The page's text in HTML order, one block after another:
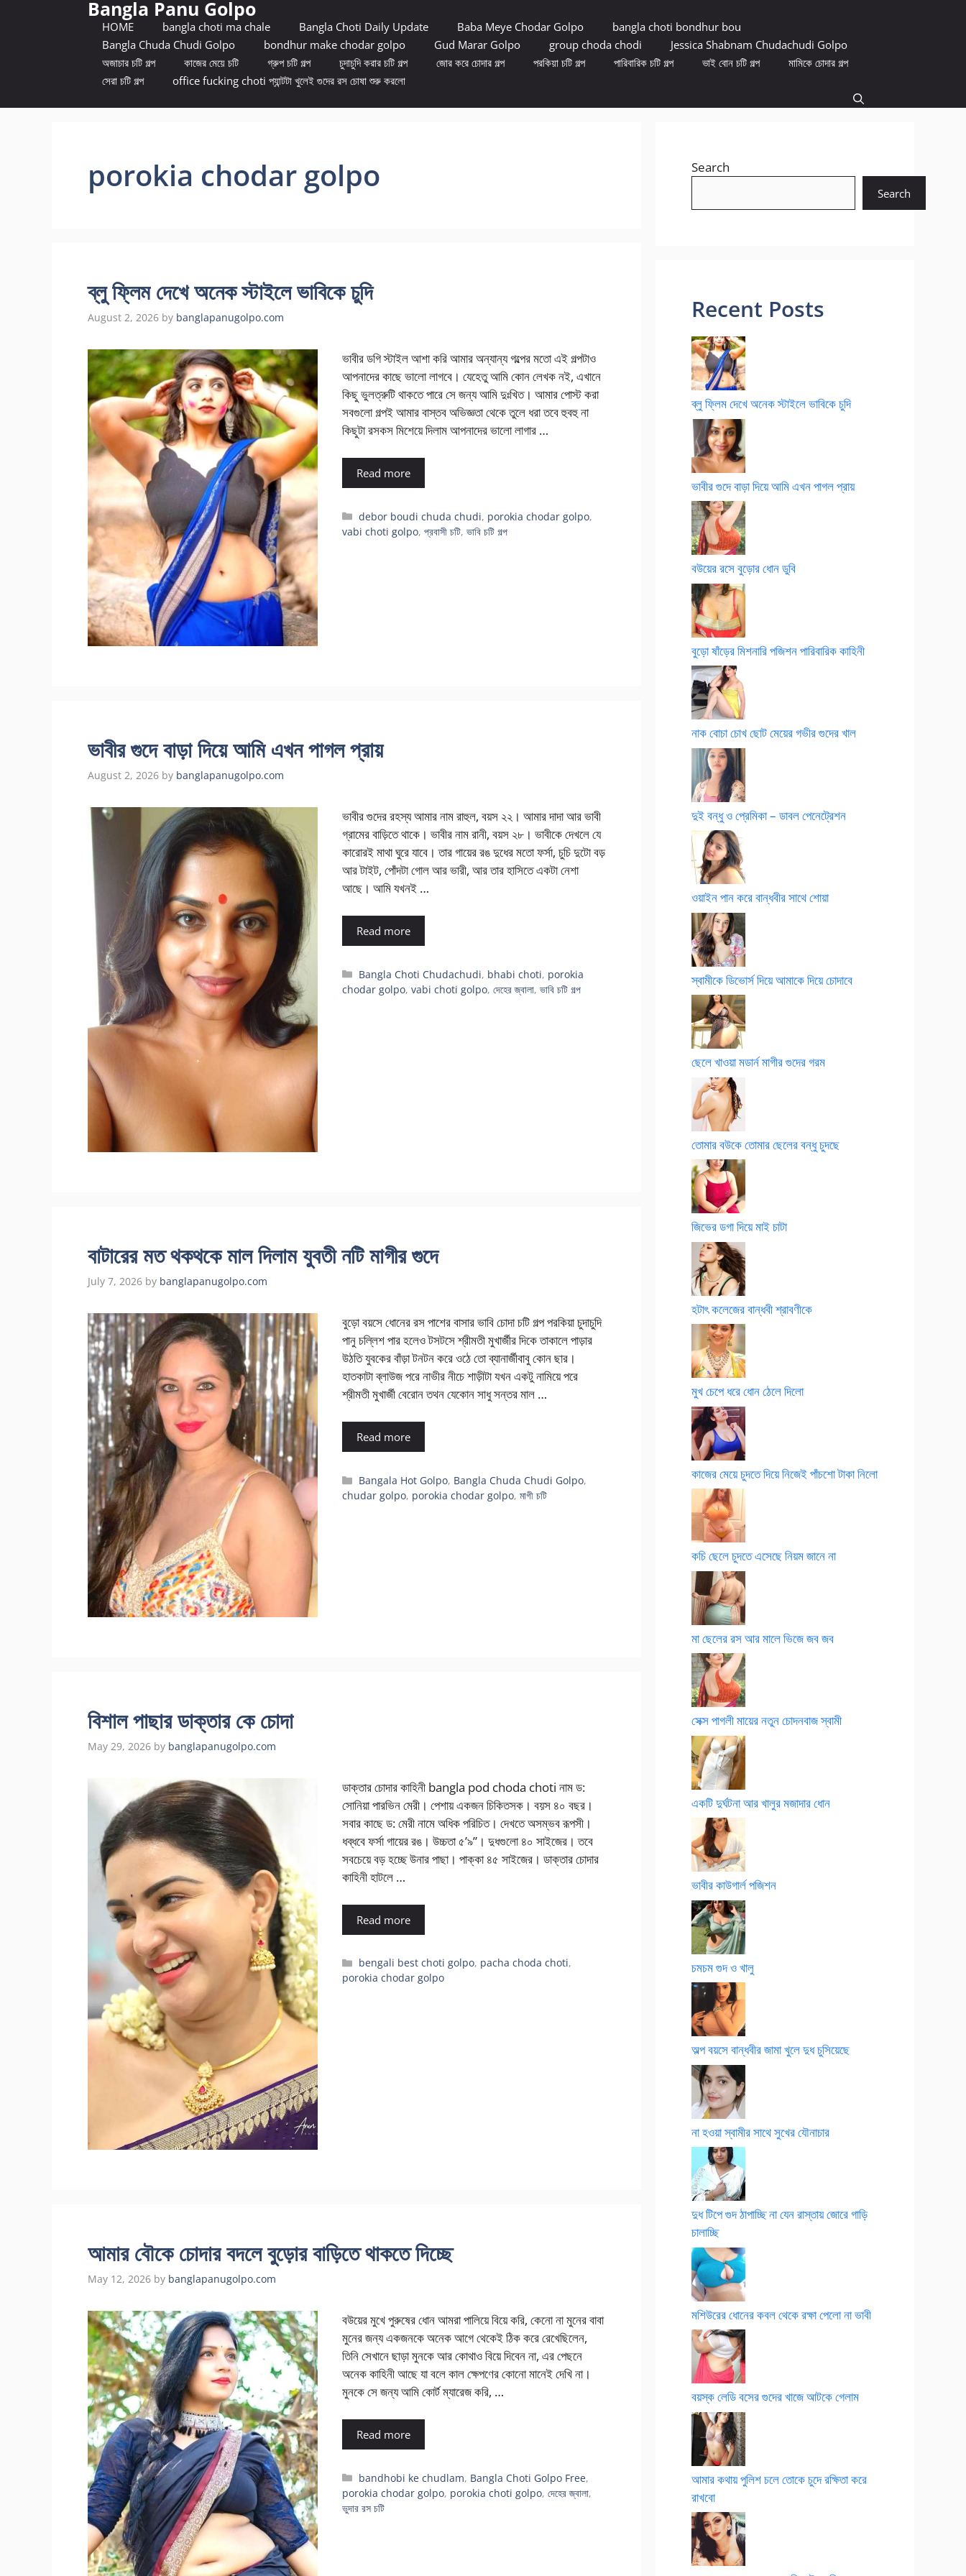
Bangla Panu Golpo
HOME bangla choti ma chale Bangla Choti Daily Update Baba Meye Chodar Golpo
bangla choti bondhur bou
Bangla Chuda Chudi Golpo
bondhur make chodar golpo Gud Marar Golpo group choda chodi
Jessica Shabnam Chudachudi Golpo
অজাচার চটি গল্প
কাজের মেয়ে চটি গ্রুপ চটি গল্প চুদাচুদি করার চটি গল্প জোর করে চোদার গল্প পরকিয়া চটি গল্প পারিবারিক চটি গল্প ভাই বোন চটি গল্প
মামিকে চোদার গল্প
সেরা চটি গল্প
office fucking choti প্যান্টটা খুলেই গুদের রস চোষা শুরু করলো
porokia chodar golpo
ব্লু ফ্লিম দেখে অনেক স্টাইলে ভাবিকে চুদি
August 2, 2026 by banglapanugolpo.com
ভাবীর ডগি স্টাইল আশা করি আমার অন্যান্য গল্পের মতো এই গল্পটাও
আপনাদের কাছে ভালো লাগবে। যেহেতু আমি কোন লেখক নই, এখানে
কিছু ভুলত্রুটি থাকতে পারে সে জন্য আমি দুঃখিত। আমার পোস্ট করা
সবগুলো গল্পই আমার বাস্তব অভিজ্ঞতা থেকে তুলে ধরা তবে হুবহু না
কিছুটা রসকস মিশেয়ে দিলাম আপনাদের ভালো লাগার …
Read more
Categories
debor boudi chuda chudi, porokia chodar golpo,
vabi choti golpo, প্রবাসী চটি, ভাবি চটি গল্প
ভাবীর গুদে বাড়া দিয়ে আমি এখন পাগল প্রায়
August 2, 2026 by banglapanugolpo.com
ভাবীর গুদের রহস্য আমার নাম রাহুল, বয়স ২২। আমার দাদা আর ভাবী
গ্রামের বাড়িতে থাকে। ভাবীর নাম রানী, বয়স ২৮। ভাবীকে দেখলে যে
কারোরই মাথা ঘুরে যাবে। তার গায়ের রঙ দুধের মতো ফর্সা, চুচি দুটো বড়
আর টাইট, পোঁদটা গোল আর ভারী, আর তার হাসিতে একটা নেশা
আছে। আমি যখনই …
Read more
Categories
Bangla Choti Chudachudi, bhabi choti, porokia
chodar golpo, vabi choti golpo, দেহের জ্বালা, ভাবি চটি গল্প
বাটারের মত থকথকে মাল দিলাম যুবতী নটি মাগীর গুদে
July 7, 2026 by banglapanugolpo.com
বুড়ো বয়সে ধোনের রস পাশের বাসার ভাবি চোদা চটি গল্প পরকিয়া চুদাচুদি
পানু চল্লিশ পার হলেও টসটসে শ্রীমতী মুখার্জীর দিকে তাকালে পাড়ার
উঠতি যুবকের বাঁড়া টনটন করে ওঠে তো ব্যানার্জীবাবু কোন ছার।
হাতকাটা ব্লাউজ পরে নাভীর নীচে শাড়ীটা যখন একটু নামিয়ে পরে
শ্রীমতী মুখার্জী বেরোন তথন যেকোন সাধু সন্তর মাল …
Read more
Categories
Bangala Hot Golpo, Bangla Chuda Chudi Golpo,
chudar golpo, porokia chodar golpo, মাগী চটি
বিশাল পাছার ডাক্তার কে চোদা
May 29, 2026 by banglapanugolpo.com
ডাক্তার চোদার কাহিনী bangla pod choda choti নাম ড:
সোনিয়া পারভিন মেরী। পেশায় একজন চিকিতসক। বয়স ৪০ বছর।
সবার কাছে ড: মেরী নামে অধিক পরিচিত। দেখতে অসম্ভব রূপসী।
ধব্ধবে ফর্সা গায়ের রঙ। উচ্চতা ৫’৯”। দুধগুলো ৪০ সাইজের। তবে
সবচেয়ে বড় হচ্ছে উনার পাছা। পাক্কা ৪৫ সাইজের। ডাক্তার চোদার
কাহিনী হাটলে …
Read more
Categories
bengali best choti golpo, pacha choda choti,
porokia chodar golpo
আমার বৌকে চোদার বদলে বুড়োর বাড়িতে থাকতে দিচ্ছে
May 12, 2026 by banglapanugolpo.com
বউয়ের মুখে পুরুষের ধোন আমরা পালিয়ে বিয়ে করি, কেনো না মুনের বাবা
মুনের জন্য একজনকে অনেক আগে থেকেই ঠিক করে রেখেছিলেন,
তিনি সেখানে ছাড়া মুনকে আর কোথাও বিয়ে দিবেন না, এর পেছনে
অনেক কাহিনী আছে যা বলে কাল ক্ষেপণের কোনো মানেই দেখি না।
মুনকে সে জন্য আমি কোর্ট ম্যারেজ করি, …
Read more
Categories
bandhobi ke chudlam, Bangla Choti Golpo Free,
porokia chodar golpo, porokia choti golpo, দেহের জ্বালা,
ভুদার রস চটি
Search
Search
Recent Posts
ব্লু ফ্লিম দেখে অনেক স্টাইলে ভাবিকে চুদি
ভাবীর গুদে বাড়া দিয়ে আমি এখন পাগল প্রায়
বউয়ের রসে বুড়োর ধোন ডুবি
বুড়ো ষাঁড়ের মিশনারি পজিশন পারিবারিক কাহিনী
নাক বোচা চোখ ছোট মেয়ের গভীর গুদের খাল
দুই বন্ধু ও প্রেমিকা – ডাবল পেনেট্রেশন
ওয়াইন পান করে বান্ধবীর সাথে শোয়া
স্বামীকে ডিভোর্স দিয়ে আমাকে দিয়ে চোদাবে
ছেলে খাওয়া মডার্ন মাগীর গুদের গরম
তোমার বউকে তোমার ছেলের বন্ধু চুদছে
জিভের ডগা দিয়ে মাই চাটা
হটাৎ কলেজের বান্ধবী শ্রাবণীকে
মুখ চেপে ধরে ধোন ঠেলে দিলো
কাজের মেয়ে চুদতে দিয়ে নিজেই পাঁচশো টাকা নিলো
কচি ছেলে চুদতে এসেছে নিয়ম জানে না
মা ছেলের রস আর মালে ভিজে জব জব
সেক্স পাগলী মায়ের নতুন চোদনবাজ স্বামী
একটি দুর্ঘটনা আর খালুর মজাদার ধোন
ভাবীর কাউগার্ল পজিশন
চমচম গুদ ও খালু
অল্প বয়সে বান্ধবীর জামা খুলে দুধ চুসিয়েছে
না হওয়া স্বামীর সাথে সুখের যৌনাচার
দুধ টিপে গুদ ঠাপাচ্ছি না যেন রাস্তায় জোরে গাড়ি
চালাচ্ছি
মশিউরের ধোনের কবল থেকে রক্ষা পেলো না ভাবী
বয়স্ক লেডি বসের গুদের খাজে আটকে গেলাম
আমার কথায় পুলিশ চলে তোকে চুদে রক্ষিতা করে
রাখবো